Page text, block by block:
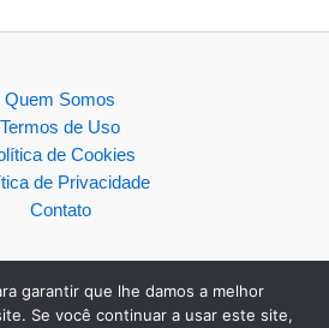
Quem Somos
Termos de Uso
de Cookies
de Privacidade
Contato
garantir que lhe damos a melhor
Se você continuar a usar este site,